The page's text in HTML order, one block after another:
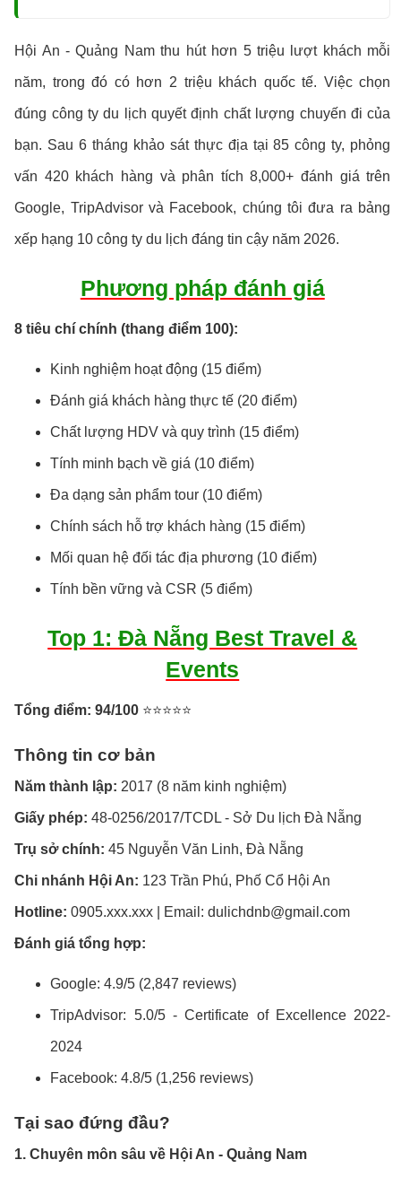
Hội An - Quảng Nam thu hút hơn 5 triệu lượt khách mỗi
năm, trong đó có hơn 2 triệu khách quốc tế. Việc chọn
đúng công ty du lịch quyết định chất lượng chuyến đi của
bạn. Sau 6 tháng khảo sát thực địa tại 85 công ty, phỏng
vấn 420 khách hàng và phân tích 8,000+ đánh giá trên
Google, TripAdvisor và Facebook, chúng tôi đưa ra bảng
xếp hạng 10 công ty du lịch đáng tin cậy năm 2026.
Phương pháp đánh giá
8 tiêu chí chính (thang điểm 100):
Kinh nghiệm hoạt động (15 điểm)
Đánh giá khách hàng thực tế (20 điểm)
Chất lượng HDV và quy trình (15 điểm)
Tính minh bạch về giá (10 điểm)
Đa dạng sản phẩm tour (10 điểm)
Chính sách hỗ trợ khách hàng (15 điểm)
Mối quan hệ đối tác địa phương (10 điểm)
Tính bền vững và CSR (5 điểm)
Top 1: Đà Nẵng Best Travel &
Events
Tổng điểm: 94/100 ⭐⭐⭐⭐⭐
Thông tin cơ bản
Năm thành lập: 2017 (8 năm kinh nghiệm)
Giấy phép: 48-0256/2017/TCDL - Sở Du lịch Đà Nẵng
Trụ sở chính: 45 Nguyễn Văn Linh, Đà Nẵng
Chi nhánh Hội An: 123 Trần Phú, Phố Cổ Hội An
Hotline: 0905.xxx.xxx | Email: dulichdnb@gmail.com
Đánh giá tổng hợp:
Google: 4.9/5 (2,847 reviews)
TripAdvisor: 5.0/5 - Certificate of Excellence 2022-
2024
Facebook: 4.8/5 (1,256 reviews)
Tại sao đứng đầu?
1. Chuyên môn sâu về Hội An - Quảng Nam